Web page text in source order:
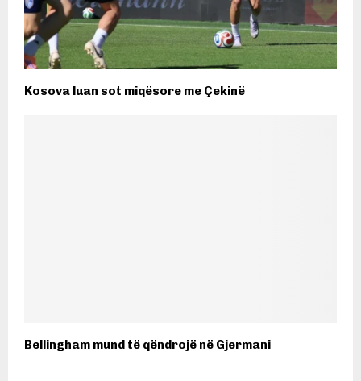
Kosova luan sot miqësore me Çekinë
Bellingham mund të qëndrojë në Gjermani